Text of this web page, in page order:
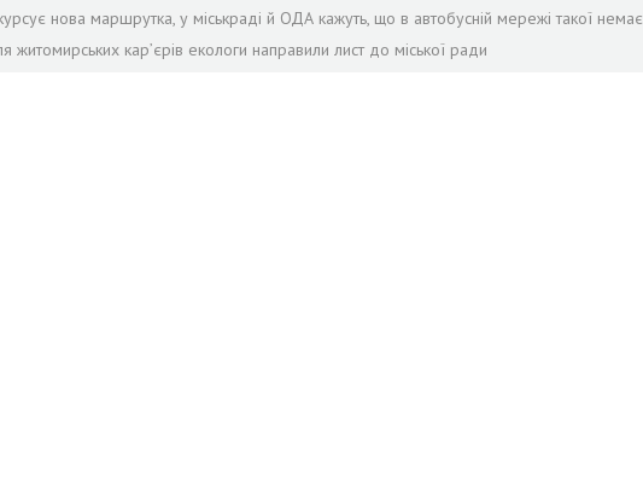
нова маршрутка, у міськраді й ОДА кажуть, що в автобусній мережі такої немає
житомирських кар’єрів екологи направили лист до міської ради